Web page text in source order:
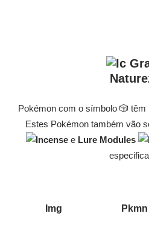
Pokémon com o símbolo 🎲 têm
Estes Pokémon também vão
e Lure Modules
Img Pkmn